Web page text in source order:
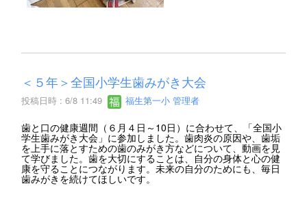
＜５年＞全国小学生歯みがき大会
投稿日時 : 6/8 11:49 福生第一小 管理者
歯と口の健康週間（６月４日～10日）に合わせて、「全国小
学生歯みがき大会」に参加しました。歯肉炎の原因や、歯垢
を上手に落とすための歯のみがき方などについて、動画を見
て学びました。歯を大切にすることは、自分の身体と心の健
康を守ることにつながります。未来の自分のためにも、毎日
歯みがきを続けてほしいです。